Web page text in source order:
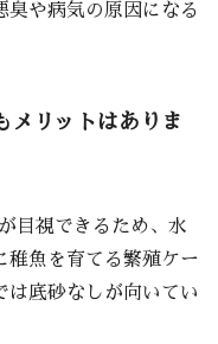
臭や病気の原因になる
メリットはありま
目視できるため、水
稚魚を育てる繁殖ケー
は底砂なしが向いてい